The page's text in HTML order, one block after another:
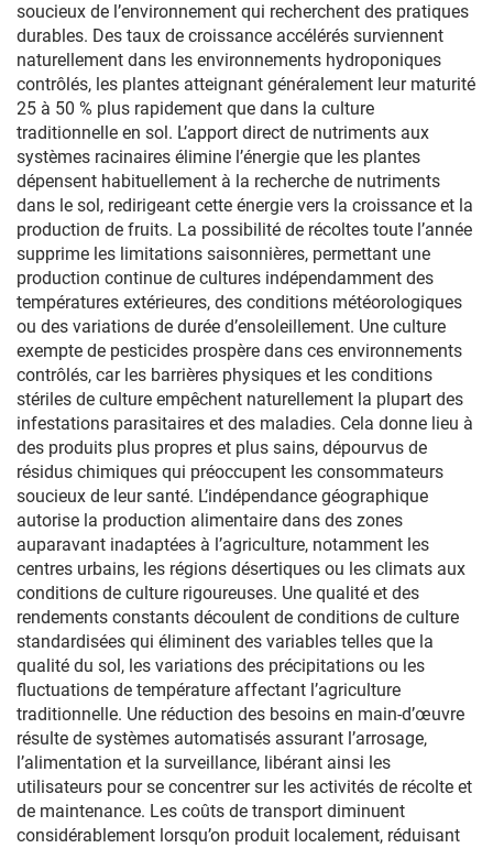
soucieux de l’environnement qui recherchent des pratiques
durables. Des taux de croissance accélérés surviennent
naturellement dans les environnements hydroponiques
contrôlés, les plantes atteignant généralement leur maturité
25 à 50 % plus rapidement que dans la culture
traditionnelle en sol. L’apport direct de nutriments aux
systèmes racinaires élimine l’énergie que les plantes
dépensent habituellement à la recherche de nutriments
dans le sol, redirigeant cette énergie vers la croissance et la
production de fruits. La possibilité de récoltes toute l’année
supprime les limitations saisonnières, permettant une
production continue de cultures indépendamment des
températures extérieures, des conditions météorologiques
ou des variations de durée d’ensoleillement. Une culture
exempte de pesticides prospère dans ces environnements
contrôlés, car les barrières physiques et les conditions
stériles de culture empêchent naturellement la plupart des
infestations parasitaires et des maladies. Cela donne lieu à
des produits plus propres et plus sains, dépourvus de
résidus chimiques qui préoccupent les consommateurs
soucieux de leur santé. L’indépendance géographique
autorise la production alimentaire dans des zones
auparavant inadaptées à l’agriculture, notamment les
centres urbains, les régions désertiques ou les climats aux
conditions de culture rigoureuses. Une qualité et des
rendements constants découlent de conditions de culture
standardisées qui éliminent des variables telles que la
qualité du sol, les variations des précipitations ou les
fluctuations de température affectant l’agriculture
traditionnelle. Une réduction des besoins en main-d’œuvre
résulte de systèmes automatisés assurant l’arrosage,
l’alimentation et la surveillance, libérant ainsi les
utilisateurs pour se concentrer sur les activités de récolte et
de maintenance. Les coûts de transport diminuent
considérablement lorsqu’on produit localement, réduisant